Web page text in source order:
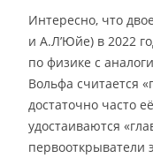
Интересно, что
и А.Л’Юйе) в 2022
по физике с
Вольфа считается
достаточно часто
удостаиваются
первооткрыватели